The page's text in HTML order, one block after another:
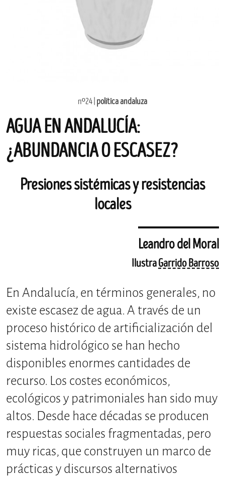
nº24 | política andaluza
AGUA EN ANDALUCÍA:
¿ABUNDANCIA O ESCASEZ?
Presiones sistémicas y resistencias
locales
Leandro del Moral
IlustraGarrido Barroso
En Andalucía, en términos generales, no
existe escasez de agua. A través de un
proceso histórico de artificialización del
sistema hidrológico se han hecho
disponibles enormes cantidades de
recurso. Los costes económicos,
ecológicos y patrimoniales han sido muy
altos. Desde hace décadas se producen
respuestas sociales fragmentadas, pero
muy ricas, que construyen un marco de
prácticas y discursos alternativos